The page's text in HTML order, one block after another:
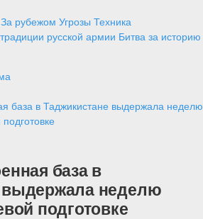
За рубежом Угрозы Техника
русской армии Битва за историю
база в Таджикистане выдержала неделю
база в
выдержала неделю
подготовке